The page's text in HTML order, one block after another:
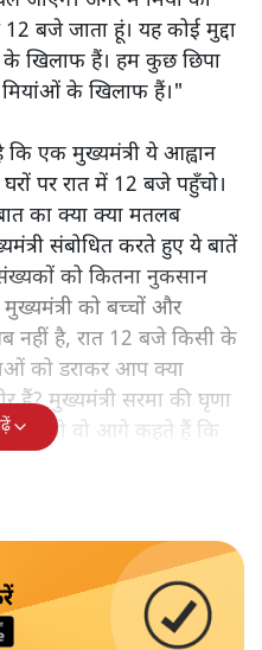
बजे जाता हूं। यह कोई मुद्दा
के खिलाफ हैं। हम कुछ छिपा
के खिलाफ हैं।"
कि एक मुख्यमंत्री ये आह्वान
पर रात में 12 बजे पहुँचो।
का क्या क्या मतलब
संबोधित करते हुए ये बातें
को कितना नुकसान
को बच्चों और
नहीं है, रात 12 बजे किसी के
को डराकर आप क्या
हैं? मुख्यमंत्री सरमा की घृणा
रुकती वो आगे कहते हैं कि